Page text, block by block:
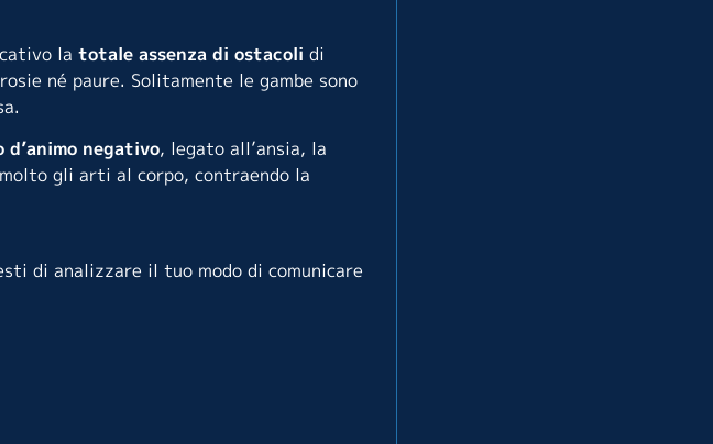
la totale assenza di ostacoli di
né paure. Solitamente le gambe sono
d’animo negativo, legato all’ansia, la
gli arti al corpo, contraendo la
di analizzare il tuo modo di comunicare